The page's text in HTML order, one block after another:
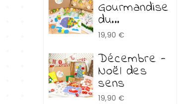
Gourmandise
du...
Prix
19,90 €
Décembre -
Noël des
sens
Prix
19,90 €